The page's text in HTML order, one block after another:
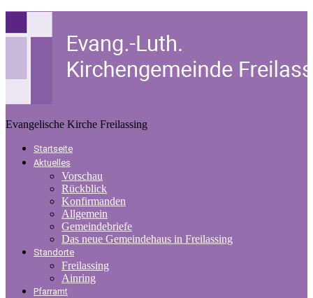
Evangelische Kirche Freilassing
Startseite
Aktuelles
Vorschau
Rückblick
Konfirmanden
Allgemein
Gemeindebriefe
Das neue Gemeindehaus in Freilassing
Standorte
Freilassing
Ainring
Pfarramt